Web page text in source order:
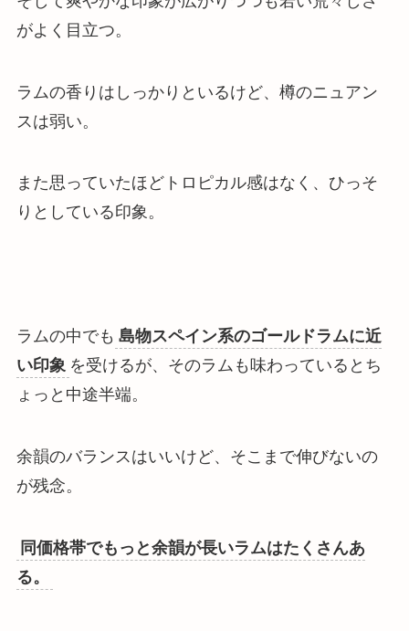
がよく目立つ。
ラムの香りはしっかりといるけど、樽のニュアン
スは弱い。
また思っていたほどトロピカル感はなく、ひっそ
りとしている印象。
ラムの中でも 島物スペイン系のゴールドラムに近
い印象 を受けるが、そのラムも味わっているとち
ょっと中途半端。
余韻のバランスはいいけど、そこまで伸びないの
が残念。
同価格帯でもっと余韻が長いラムはたくさんあ
る。